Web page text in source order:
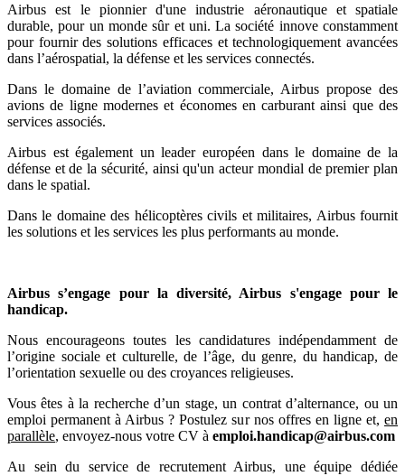
Airbus est le pionnier d'une industrie aéronautique et spatiale
durable, pour un monde sûr et uni. La société innove constamment
pour fournir des solutions efficaces et technologiquement avancées
dans l’aérospatial, la défense et les services connectés.
Dans le domaine de l’aviation commerciale, Airbus propose des
avions de ligne modernes et économes en carburant ainsi que des
services associés.
Airbus est également un leader européen dans le domaine de la
défense et de la sécurité, ainsi qu'un acteur mondial de premier plan
dans le spatial.
Dans le domaine des hélicoptères civils et militaires, Airbus fournit
les solutions et les services les plus performants au monde.
Airbus s’engage pour la diversité, Airbus s'engage pour le
handicap.
Nous encourageons toutes les candidatures indépendamment de
l’origine sociale et culturelle, de l’âge, du genre, du handicap, de
l’orientation sexuelle ou des croyances religieuses.
Vous êtes à la recherche d’un stage, un contrat d’alternance, ou un
emploi permanent à Airbus ? Postulez sur nos offres en ligne et, en
parallèle, envoyez-nous votre CV à emploi.handicap@airbus.com
Au sein du service de recrutement Airbus, une équipe dédiée